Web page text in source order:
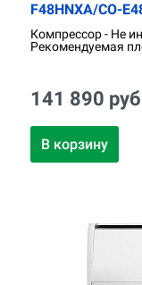
F48HNXA/CO-
Компрессор - Не
Рекомендуемая
141 890
В корзину